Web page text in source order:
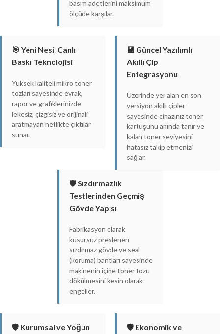
basım adetlerini maksimum
ölçüde karşılar.
🎯 Yeni Nesil Canlı
Baskı Teknolojisi
Yüksek kaliteli mikro toner
tozları sayesinde evrak,
rapor ve grafiklerinizde
lekesiz, çizgisiz ve orijinali
aratmayan netlikte çıktılar
sunar.
💾 Güncel Yazılımlı
Akıllı Çip
Entegrasyonu
Üzerinde yer alan en son
versiyon akıllı çipler
sayesinde cihazınız toner
kartuşunu anında tanır ve
kalan toner seviyesini
hatasız takip etmenizi
sağlar.
🛡️ Sızdırmazlık
Testlerinden Geçmiş
Gövde Yapısı
Fabrikasyon olarak
kusursuz preslenen
sızdırmaz gövde ve seal
(koruma) bantları sayesinde
makinenin içine toner tozu
dökülmesini kesin olarak
engeller.
🛡️ Kurumsal ve Yoğun
🛡️ Ekonomik ve